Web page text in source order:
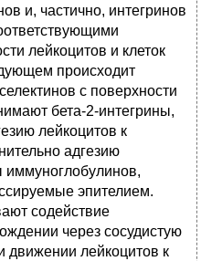
и, частично, интегринов
лейкоцитов и клеток
происходит
с поверхности
бета-2-интегрины,
лейкоцитов к
адгезию
иммуноглобулинов,
эпителием.
содействие
через сосудистую
движении лейкоцитов к